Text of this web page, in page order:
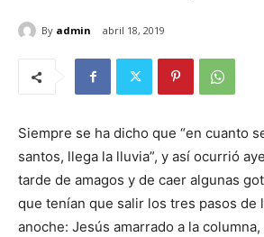
By admin abril 18, 2019
Siempre se ha dicho que “en cuanto
santos, llega la lluvia”, y así ocurrió
tarde de amagos y de caer algunas
que tenían que salir los tres pasos de
anoche: Jesús amarrado a la